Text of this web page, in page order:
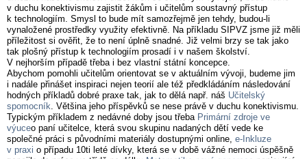
v duchu konektivismu zajistit žákům i učitelům soustavný přístup
k technologiím. Smysl to bude mít samozřejmě jen tehdy, budou-li
vynaložené prostředky využity efektivně. Na příkladu SIPVZ jsme již měli
příležitost si ověřit, že to není úplně snadné. Již velmi brzy se tak jako
tak plošný přístup k technologiím prosadí i v našem školství.
V nejhorším případě třeba i bez vlastní státní koncepce.
Abychom pomohli učitelům orientovat se v aktuálním vývoji, budeme jim
i nadále přinášet inspiraci nejen teorií ale též předkládáním následování
hodných příkladů dobré praxe tak, jak to dělá např. náš Učitelský
spomocník. Většina jeho příspěvků se nese právě v duchu konektivismu.
Typickým příkladem z nedávné doby jsou třeba Primární zdroje ve
výuceo paní učitelce, která svou skupinu nadaných dětí vede ke
společné práci s původními materiály dostupnými online, e-Inkluze
v praxi o případu 10ti leté dívky, která se v době vážné nemoci úspěšně